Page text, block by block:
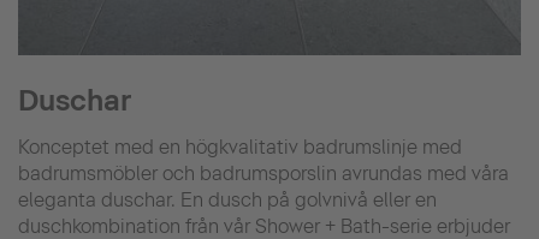
Duschar
Konceptet med en högkvalitativ badrumslinje med
badrumsmöbler och badrumsporslin avrundas med våra
eleganta duschar. En dusch på golvnivå eller en
duschkombination från vår Shower + Bath-serie erbjuder